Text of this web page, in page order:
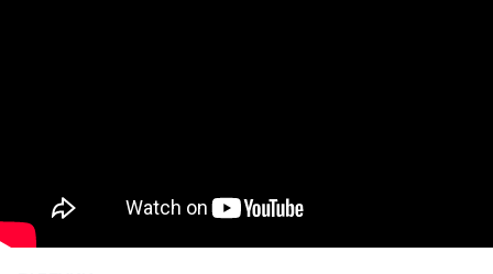
реєстрації 500 євро
Застава повертається під час виселення після